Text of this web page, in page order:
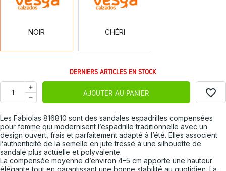
NOIR CHÉRI
DERNIERS ARTICLES EN STOCK
AJOUTER AU PANIER favorite_border
Les Fabiolas 816810 sont des sandales espadrilles compensées
pour femme qui modernisent l’espadrille traditionnelle avec un
design ouvert, frais et parfaitement adapté à l’été. Elles associent
l’authenticité de la semelle en jute tressé à une silhouette de
sandale plus actuelle et polyvalente.
La compensée moyenne d’environ 4–5 cm apporte une hauteur